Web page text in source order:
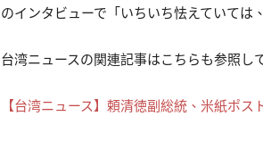
のインタビューで「いちいち怯えていては
台湾ニュースの関連記事はこちらも参照し
【台湾ニュース】頼清徳副総統、米紙ポ